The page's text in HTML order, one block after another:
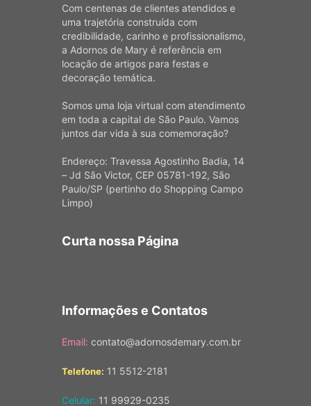
Com centenas de clientes atendidos e
uma trajetória construída com
credibilidade, carinho e profissionalismo,
a Adornos de Mary é referência em
locação de artigos para festas e
decoração temática.
Somos uma loja virtual com atendimento
em toda a capital de São Paulo. Vamos
juntos dar vida à sua comemoração?
Endereço: Travessa Agostinho Badia, 14
– Jd São Victor, CEP 05781-192, São
Paulo/SP (pertinho do Shopping Campo
Limpo)
Curta nossa Página
Informações e Contatos
Email: contato@adornosdemary.com.br
Telefone: 11 5512-2181
Celular: 11 99929-0235